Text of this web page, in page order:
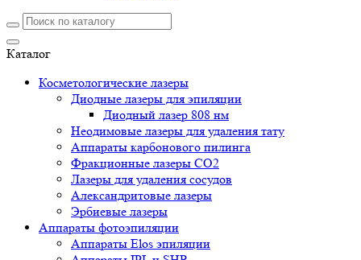
Каталог
Косметологические лазеры
Диодные лазеры для эпиляции
Диодный лазер 808 нм
Неодимовые лазеры для удаления тату
Аппараты карбонового пилинга
Фракционные лазеры CO2
Лазеры для удаления сосудов
Александритовые лазеры
Эрбиевые лазеры
Аппараты фотоэпиляции
Аппараты Elos эпиляции